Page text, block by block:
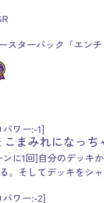
スターパック「エンチ
ワー:-1]
こまみれになっち
に1回]自分のデッキ
。そしてデッキをシャ
ワー:-2]